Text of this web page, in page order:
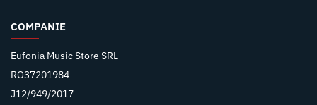
COMPANIE
Eufonia Music Store SRL
RO37201984
J12/949/2017